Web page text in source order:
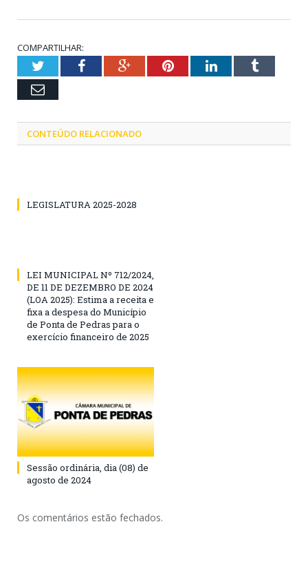
COMPARTILHAR:
TwitterFacebookGoogle+PinterestLinkedInTumblr
Email
CONTEÚDO RELACIONADO
LEGISLATURA 2025-2028
LEI MUNICIPAL Nº 712/2024,
DE 11 DE DEZEMBRO DE 2024
(LOA 2025): Estima a receita e
fixa a despesa do Município
de Ponta de Pedras para o
exercício financeiro de 2025
Sessão ordinária, dia (08) de
agosto de 2024
Os comentários estão fechados.